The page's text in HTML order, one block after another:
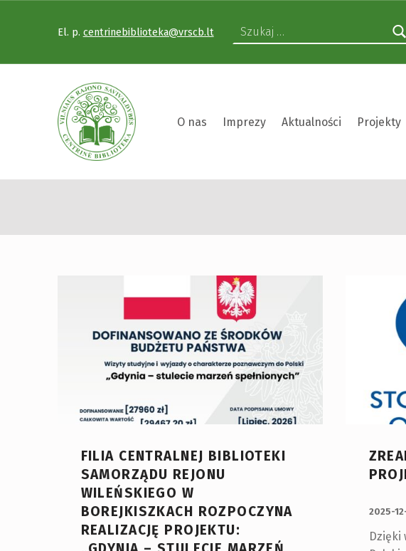
VILNIAUS RAJONO SAVIVALDYBĖS CENTRINĖ BIBLIOTEKA O nas Imprezy Aktualności Projekty
El. p. centrinebiblioteka@vrscb.lt
FILIA CENTRALNEJ BIBLIOTEKI
SAMORZĄDU REJONU
WILEŃSKIEGO W
BOREJKISZKACH ROZPOCZYNA
REALIZACJĘ PROJEKTU:
2025-
Dzięki